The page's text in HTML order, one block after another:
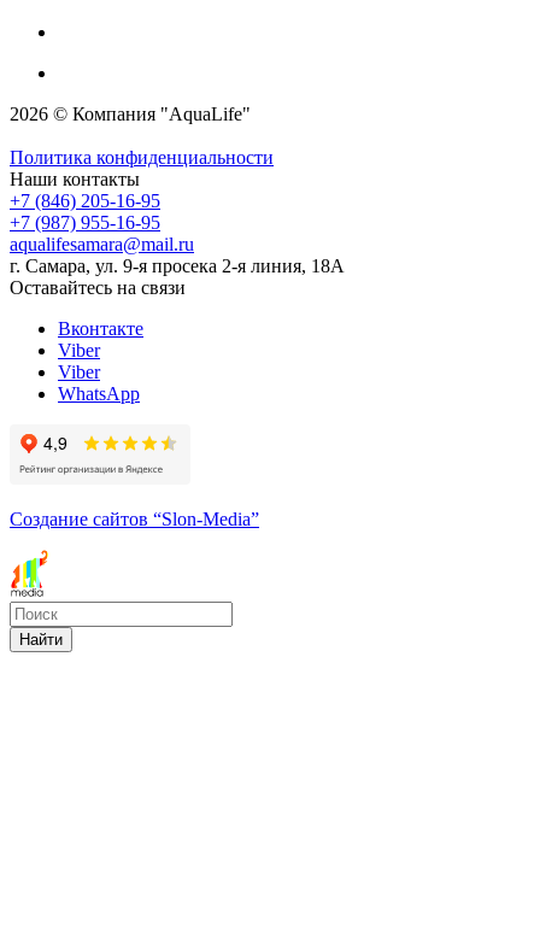
2026 © Компания "AquaLife"
Политика конфиденциальности
Наши контакты
+7 (846) 205-16-95
+7 (987) 955-16-95
aqualifesamara@mail.ru
г. Самара, ул. 9-я просека 2-я линия, 18А
Оставайтесь на связи
Вконтакте
Viber
Viber
WhatsApp
Создание сайтов “Slon-Media”
Найти